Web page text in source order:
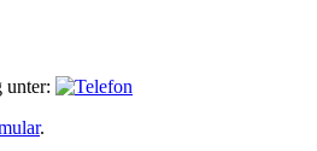
unter:
.